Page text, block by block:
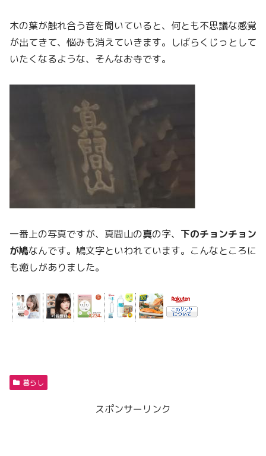
木の葉が触れ合う音を聞いていると、何とも不思議な感覚
が出てきて、悩みも消えていきます。しばらくじっとして
いたくなるような、そんなお寺です。
一番上の写真ですが、真間山の真の字、 下のチョンチョン
が鳩なんです。鳩文字といわれています。こんなところに
も癒しがありました。
暮らし
スポンサーリンク